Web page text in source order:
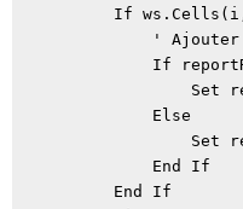
If ws.Cells(i,
' Ajouter les
If reportRange
Set
Else
Set
End If
End If